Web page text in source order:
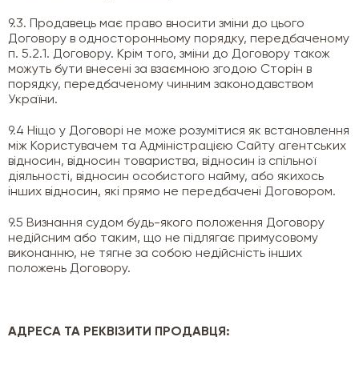
9.3. Продавець має право вносити зміни до цього
Договору в односторонньому порядку, передбаченому
п. 5.2.1. Договору. Крім того, зміни до Договору також
можуть бути внесені за взаємною згодою Сторін в
порядку, передбаченому чинним законодавством
України.
9.4 Ніщо у Договорі не може розумітися як встановлення
між Користувачем та Адміністрацією Сайту агентських
відносин, відносин товариства, відносин із спільної
діяльності, відносин особистого найму, або якихось
інших відносин, які прямо не передбачені Договором.
9.5 Визнання судом будь-якого положення Договору
недійсним або таким, що не підлягає примусовому
виконанню, не тягне за собою недійсність інших
положень Договору.
АДРЕСА ТА РЕКВІЗИТИ ПРОДАВЦЯ: